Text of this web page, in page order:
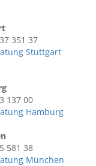
351 37
Stuttgart
137 00
Hamburg
581 38
München